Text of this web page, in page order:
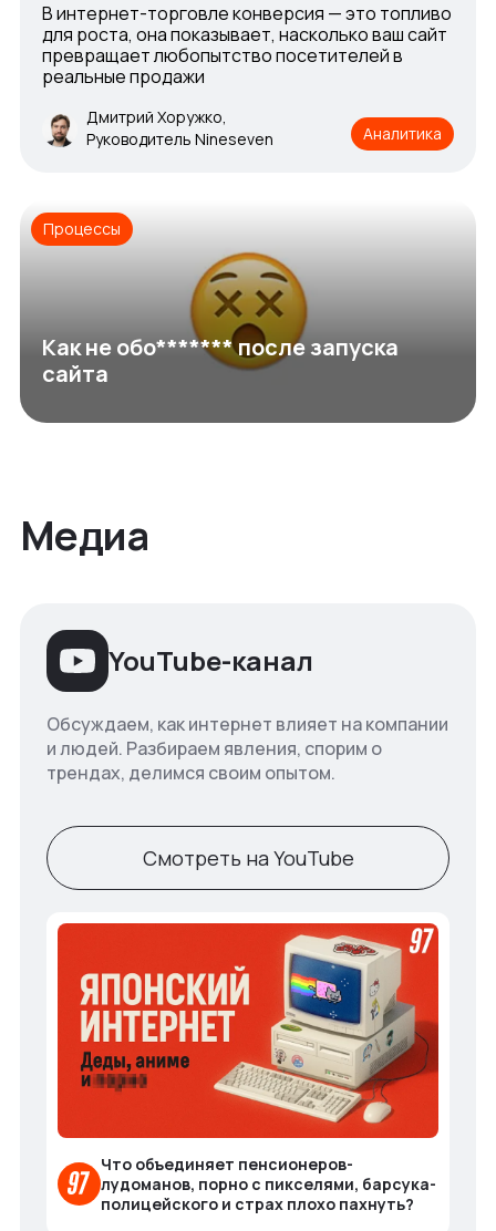
В интернет-торговле конверсия — это топливо
для роста, она показывает, насколько ваш сайт
превращает любопытство посетителей в
реальные продажи
Дмитрий Хоружко,
Руководитель Nineseven
Аналитика
Процессы
Как не обо******* после запуска
сайта
Медиа
YouTube-канал
Обсуждаем, как интернет влияет на компании
и людей. Разбираем явления, спорим о
трендах, делимся своим опытом.
Смотреть на YouTube
Что объединяет пенсионеров-
лудоманов, порно с пикселями, барсука-
полицейского и страх плохо пахнуть?